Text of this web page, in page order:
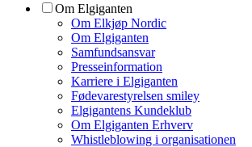
Om Elgiganten
Om Elkjøp Nordic
Om Elgiganten
Samfundsansvar
Presseinformation
Karriere i Elgiganten
Fødevarestyrelsen smiley
Elgigantens Kundeklub
Om Elgiganten Erhverv
Whistleblowing i organisationen